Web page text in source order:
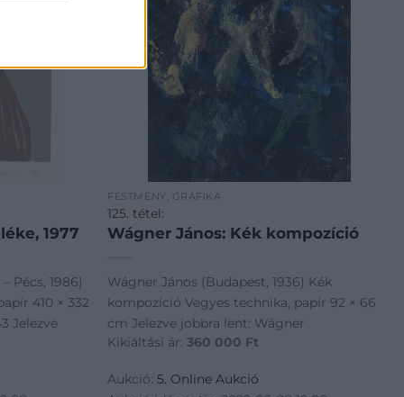
1977
Pécs, 1986)
410 × 332
Jelezve
FESTMÉNY, GRAFIKA
125. tétel:
Wágner János: Kék kompozíció
Wágner János (Budapest, 1936) Kék
kompozíció Vegyes technika, papír 92 × 66
cm Jelezve jobbra lent: Wágner
Kikiáltási ár:360 000 Ft
Aukció:5. Online Aukció